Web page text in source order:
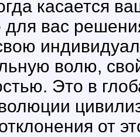
касается
для вас
волю,
Это в
от